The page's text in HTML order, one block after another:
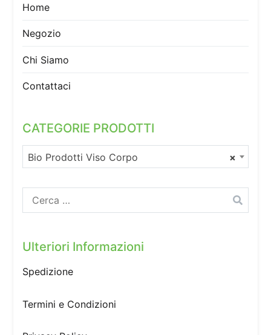
Home
Negozio
Chi Siamo
Contattaci
CATEGORIE PRODOTTI
×
Bio Prodotti Viso Corpo
Ricerca
per:
Ulteriori Informazioni
Spedizione
Termini e Condizioni